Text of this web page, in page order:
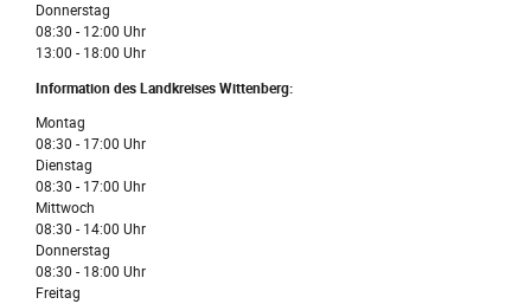
Donnerstag
08:30 - 12:00 Uhr
13:00 - 18:00 Uhr
Information des Landkreises Wittenberg:
Montag
08:30 - 17:00 Uhr
Dienstag
08:30 - 17:00 Uhr
Mittwoch
08:30 - 14:00 Uhr
Donnerstag
08:30 - 18:00 Uhr
Freitag